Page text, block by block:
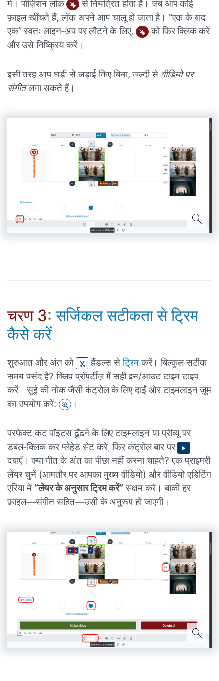
में। पोज़िशन लॉक
से नियंत्रित होता है। जब आप कोई
फ़ाइल खींचते हैं, लॉक अपने आप चालू हो जाता है। “एक के बाद
एक” स्वतः लाइन‑अप पर लौटने के लिए,
को फिर क्लिक करें
और उसे निष्क्रिय करें।
इसी तरह आप घड़ी से लड़ाई किए बिना, जल्दी से वीडियो पर
संगीतलगा सकते हैं।
चरण 3: सर्जिकल सटीकता से ट्रिम
कैसे करें
शुरुआत और अंत को हैंडल्स सेट्रिमकरें। बिल्कुल सटीक
समय पसंद है? क्लिप प्रॉपर्टीज़ में सही इन/आउट टाइम टाइप
करें। सूई की नोक जैसी कंट्रोल के लिए दाईं ओर टाइमलाइन ज़ूम
का उपयोग करें:
।
परफेक्ट कट पॉइंट्स ढूँढने के लिए टाइमलाइन या प्रीव्यू पर
डबल‑क्लिक कर प्लेहेड सेट करें, फिर कंट्रोल बार पर
दबाएँ। क्या गीत के अंत का पीछा नहीं करना चाहते? एक प्राइमरी
लेयर चुनें (आमतौर पर आपका मुख्य वीडियो) और वीडियो एडिटिंग
एरिया में “लेयर के अनुसार ट्रिम करें” सक्षम करें। बाकी हर
फ़ाइल—संगीत सहित—उसी के अनुरूप हो जाएगी।